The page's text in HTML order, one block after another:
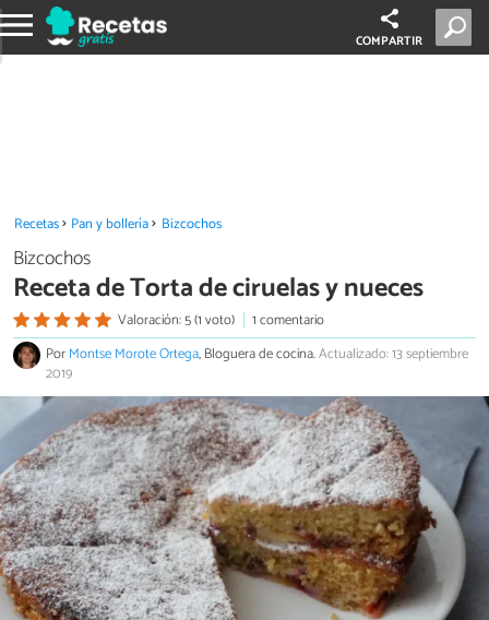
COMPARTIR
Recetas Pan y bollería Bizcochos
Bizcochos
Receta de Torta de ciruelas y nueces
Valoración: 5 (1 voto)
1 comentario
PorMontse Morote Ortega, Bloguera de cocina.Actualizado: 13 septiembre
2019